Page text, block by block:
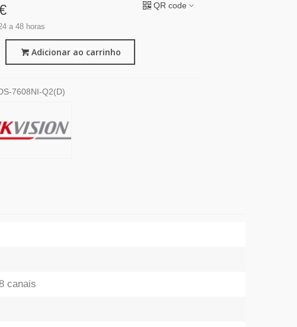
a 48 horas
QR code
Adicionar ao carrinho
7608NI-Q2(D)
canais